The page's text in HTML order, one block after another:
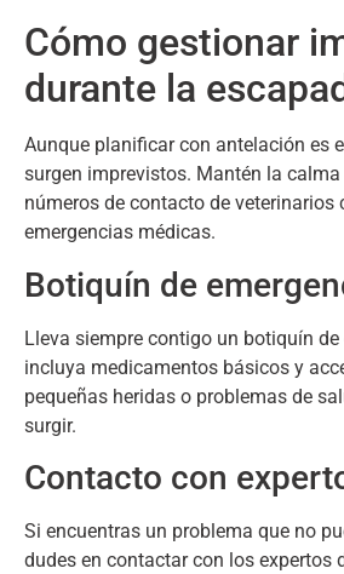
Cómo gestionar
durante la
Aunque planificar con antelación es
surgen imprevistos. Mantén la
números de contacto de veterinarios
emergencias médicas.
Botiquín de
Lleva siempre contigo un botiquín
incluya medicamentos básicos y
pequeñas heridas o problemas de
surgir.
Contacto con
Si encuentras un problema que no
dudes en contactar con los expertos